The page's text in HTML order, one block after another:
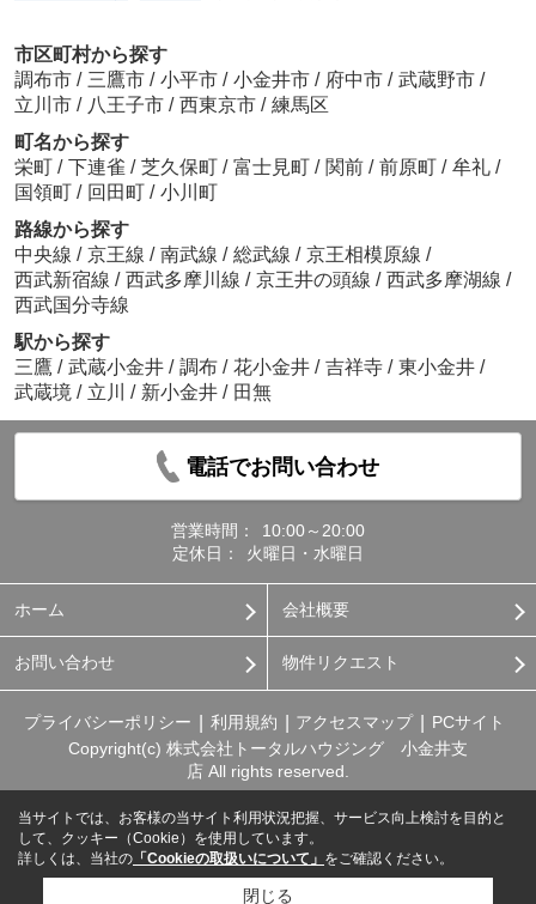
市区町村から探す
調布市 / 三鷹市 / 小平市 / 小金井市 / 府中市 / 武蔵野市 /
立川市 / 八王子市 / 西東京市 / 練馬区
町名から探す
栄町 / 下連雀 / 芝久保町 / 富士見町 / 関前 / 前原町 / 牟礼 /
国領町 / 回田町 / 小川町
路線から探す
中央線 / 京王線 / 南武線 / 総武線 / 京王相模原線 /
西武新宿線 / 西武多摩川線 / 京王井の頭線 / 西武多摩湖線 /
西武国分寺線
駅から探す
三鷹 / 武蔵小金井 / 調布 / 花小金井 / 吉祥寺 / 東小金井 /
武蔵境 / 立川 / 新小金井 / 田無
電話でお問い合わせ
営業時間：
10:00～20:00
定休日：
火曜日・水曜日
ホーム 会社概要
お問い合わせ 物件リクエスト
プライバシーポリシー 利用規約 アクセスマップ
PCサイト
Copyright(c) 株式会社トータルハウジング 小金井支
店 All rights reserved.
当サイトでは、お客様の当サイト利用状況把握、サービス向上検討を目的と
して、クッキー（Cookie）を使用しています。
詳しくは、当社の 「Cookieの取扱いについて」 をご確認ください。
閉じる